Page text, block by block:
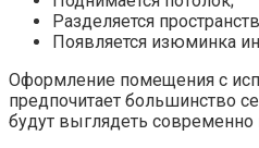
Разделяется
Появляется изюминка
Оформление помещения с
предпочитает большинство
будут выглядеть современно